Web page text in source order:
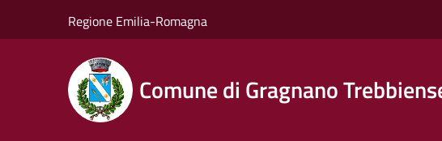
Regione Emilia-Romagna
Comune di Gragnano